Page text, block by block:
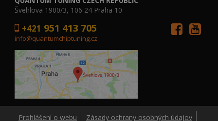
Švehlova 1900/3, 106 24 Praha 10
+421 951 413 705
info@quantumchiptuning.cz
Prohlášení o webu Zásady ochrany osobných údajov